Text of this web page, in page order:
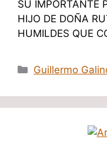
SU IMPORTANTE
HIJO DE DOÑA
HUMILDES QUE
Categorías
Guillermo